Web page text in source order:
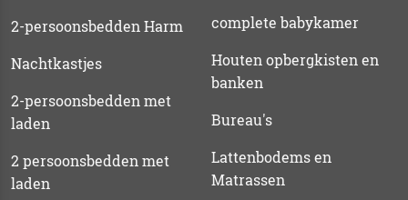
2-persoonsbedden Harm
Nachtkastjes
2-persoonsbedden met
laden
2 persoonsbedden met
laden
complete babykamer
Houten opbergkisten en
banken
Bureau's
Lattenbodems en
Matrassen